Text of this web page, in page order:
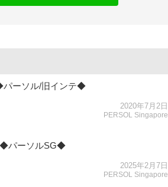
パーソル/旧インテ◆
2020年7月2日
PERSOL Singapore
パーソルSG◆
2025年2月7日
PERSOL Singapore